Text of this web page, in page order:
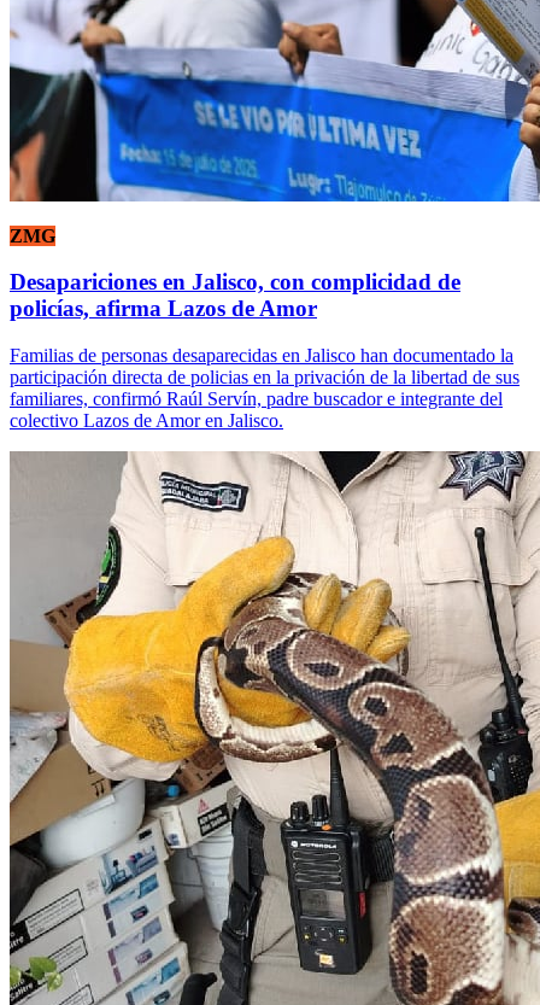
ZMG
Desapariciones en Jalisco, con complicidad de
policías, afirma Lazos de Amor
Familias de personas desaparecidas en Jalisco han documentado la
participación directa de policias en la privación de la libertad de sus
familiares, confirmó Raúl Servín, padre buscador e integrante del
colectivo Lazos de Amor en Jalisco.